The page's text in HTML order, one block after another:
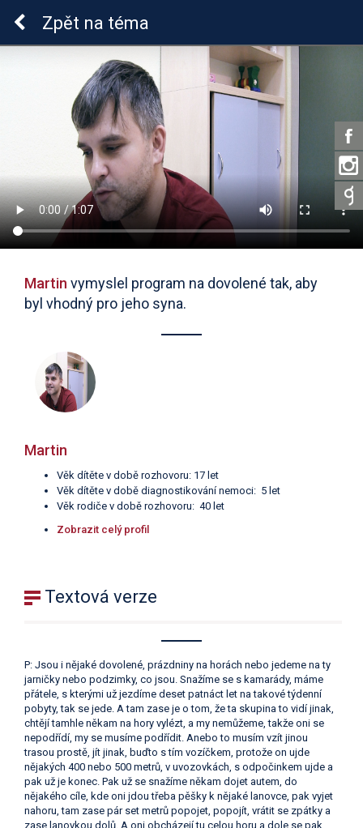
Epilepsie u dětí
Zpět na téma
Martin vymyslel program na dovolené tak, aby
byl vhodný pro jeho syna.
Martin
Věk dítěte v době rozhovoru: 17 let
Věk dítěte v době diagnostikování nemoci: 5 let
Věk rodiče v době rozhovoru: 40 let
Zobrazit celý profil
Textová verze
P: Jsou i nějaké dovolené, prázdniny na horách nebo jedeme na ty
jarničky nebo podzimky, co jsou. Snažíme se s kamarády, máme
přátele, s kterými už jezdíme deset patnáct let na takové týdenní
pobyty, tak se jede. A tam zase je o tom, že ta skupina to vidí jinak,
chtějí tamhle někam na hory vylézt, a my nemůžeme, takže oni se
nepodřídí, my se musíme podřídit. Anebo to musím vzít jinou
trasou prostě, jít jinak, buďto s tím vozíčkem, protože on ujde
nějakých 400 nebo 500 metrů, v uvozovkách, s odpočinkem ujde a
pak už je konec. Pak už se snažíme někam dojet autem, do
nějakého cíle, kde oni jdou třeba pěšky k nějaké lanovce, pak vyjet
nahoru, tam zase pár set metrů popojet, popojít, vrátit se zpátky a
zase lanovkou dolů. A oni obcházejí tu celou horu a dole se pak